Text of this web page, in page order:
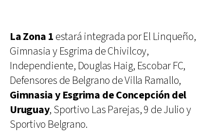
La Zona 1 estará integrada por El Linqueño,
Gimnasia y Esgrima de Chivilcoy,
Independiente, Douglas Haig, Escobar FC,
Defensores de Belgrano de Villa Ramallo,
Gimnasia y Esgrima de Concepción del
Uruguay, Sportivo Las Parejas, 9 de Julio y
Sportivo Belgrano.